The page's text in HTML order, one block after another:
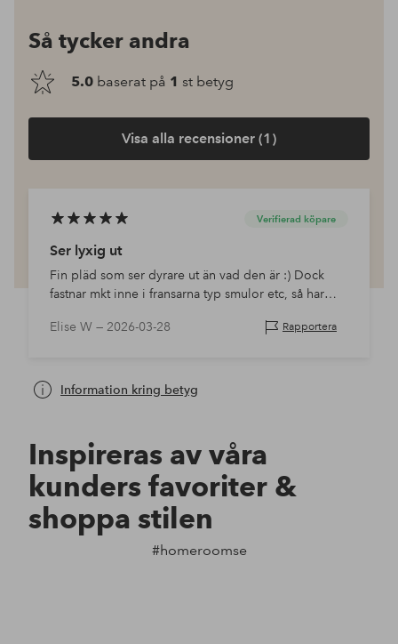
Så tycker andra
5.0 baserat på 1 st betyg
Visa alla recensioner (1)
Verifierad köpare
Ser lyxig ut
Fin pläd som ser dyrare ut än vad den är :) Dock
fastnar mkt inne i fransarna typ smulor etc, så har
den för det är supersvårt att s…
Elise W — 2026-03-28 Rapportera
Information kring betyg
Inspireras av våra
kunders favoriter &
shoppa stilen
#homeroomse